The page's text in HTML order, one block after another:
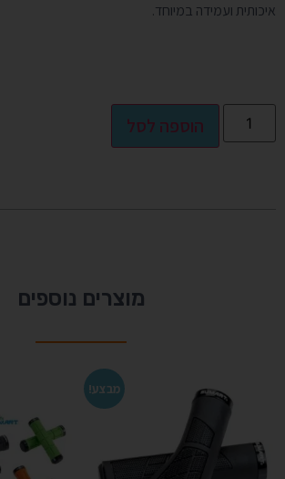
איכותית ועמידה במיוחד.
הוספה לסל
מוצרים נוספים
מבצע!